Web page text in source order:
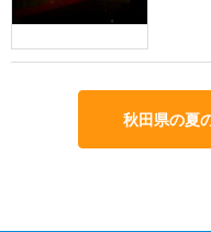
秋田県の夏